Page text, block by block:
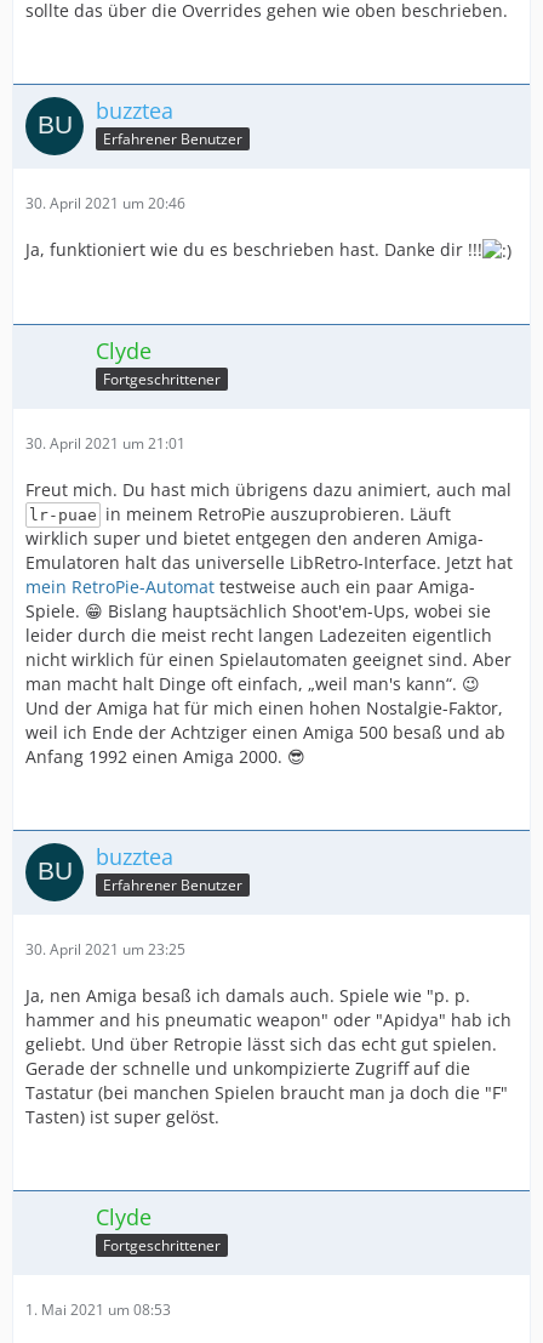
sollte das über die Overrides gehen wie oben beschrieben.
buzztea
Erfahrener Benutzer
30. April 2021 um 20:46
Ja, funktioniert wie du es beschrieben hast. Danke dir !!!
Clyde
Fortgeschrittener
30. April 2021 um 21:01
Freut mich. Du hast mich übrigens dazu animiert, auch mal
lr-puae in meinem RetroPie auszuprobieren. Läuft
wirklich super und bietet entgegen den anderen Amiga-
Emulatoren halt das universelle LibRetro-Interface. Jetzt hat
mein RetroPie-Automat testweise auch ein paar Amiga-
Spiele. 😁 Bislang hauptsächlich Shoot'em-Ups, wobei sie
leider durch die meist recht langen Ladezeiten eigentlich
nicht wirklich für einen Spielautomaten geeignet sind. Aber
man macht halt Dinge oft einfach, „weil man's kann“. 😉
Und der Amiga hat für mich einen hohen Nostalgie-Faktor,
weil ich Ende der Achtziger einen Amiga 500 besaß und ab
Anfang 1992 einen Amiga 2000. 😎
buzztea
Erfahrener Benutzer
30. April 2021 um 23:25
Ja, nen Amiga besaß ich damals auch. Spiele wie "p. p.
hammer and his pneumatic weapon" oder "Apidya" hab ich
geliebt. Und über Retropie lässt sich das echt gut spielen.
Gerade der schnelle und unkompizierte Zugriff auf die
Tastatur (bei manchen Spielen braucht man ja doch die "F"
Tasten) ist super gelöst.
Clyde
Fortgeschrittener
1. Mai 2021 um 08:53